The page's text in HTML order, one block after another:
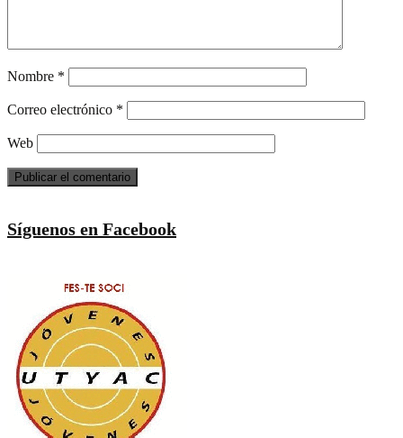
Nombre *
Correo electrónico *
Web
Síguenos en Facebook